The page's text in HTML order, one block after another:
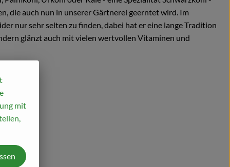
die auch nun in unserer Gärtnerei geerntet wird. Im
nur sehr selten zu finden, dabei hat er eine lange Tradition
glänzt auch mit vielen wertvollen Vitaminen und
mit